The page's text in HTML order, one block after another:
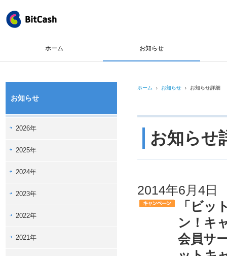
ホーム お知らせ
お知らせ
2026年
2025年
2024年
2023年
2022年
2021年
ホーム お知らせ お知らせ詳細
お知らせ
2014年6月4日
「ビッ
ン！キ
会員サ